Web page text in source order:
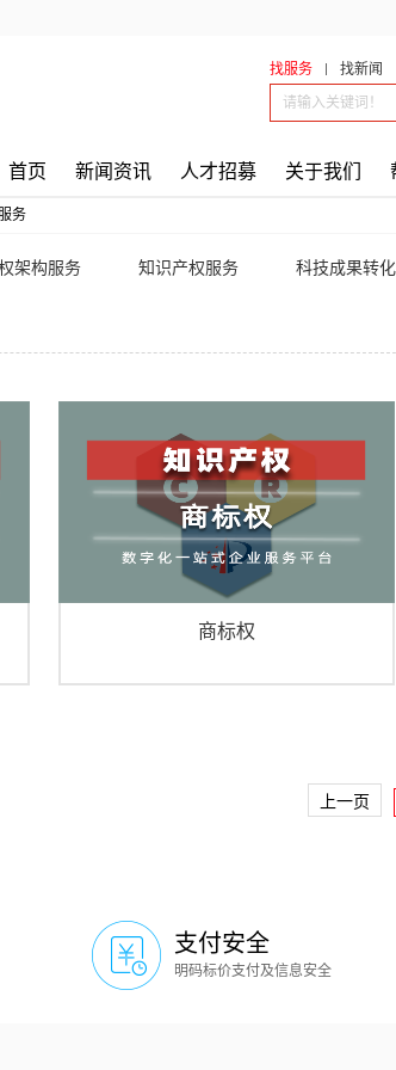
找服务 找新闻
首页 新闻资讯 人才招募 关于我们
务
架构服务 知识产权服务 科技成果转化
商标权
上一页
支付安全
明码标价支付及信息安全